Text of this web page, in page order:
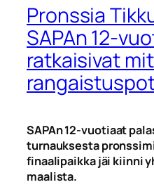
Pronssia
SAPAn 12-
ratkaisivat
SAPAn 12-vuotiaat
turnauksesta
finaalipaikka jäi kiinni
maalista.